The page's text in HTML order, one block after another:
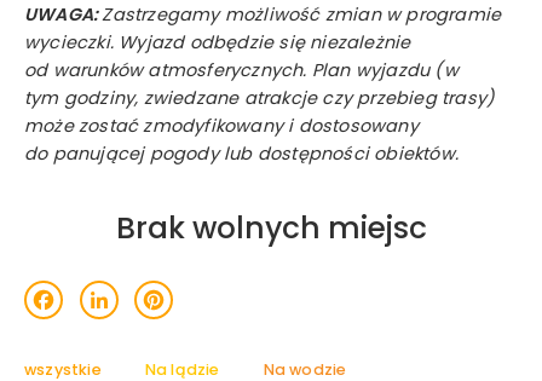
UWAGA:Zastrzegamy możliwość zmian w programie
wycieczki. Wyjazd odbędzie się niezależnie
od warunków atmosferycznych. Plan wyjazdu (w
tym godziny, zwiedzane atrakcje czy przebieg trasy)
może zostać zmodyfikowany i dostosowany
do panującej pogody lub dostępności obiektów.
Brak wolnych miejsc
LinkedInPinterest
wszystkie Na lądzie Na wodzie